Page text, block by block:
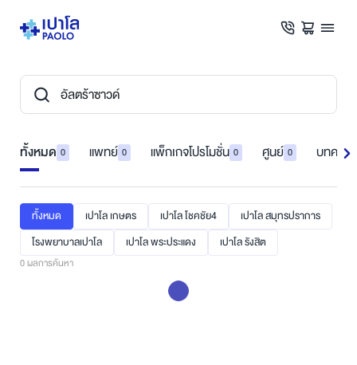
ทั้งหมด 0 แพทย์ 0 แพ็กเกจโปรโมชั่น 0 ศูนย์ 0 บทควา
ทั้งหมด เปาโล เกษตร เปาโล โชคชัย4
เปาโล สมุทรปราการ
โรงพยาบาลเปาโล
เปาโล พระประแดง เปาโล รังสิต
0ผลการค้นหา